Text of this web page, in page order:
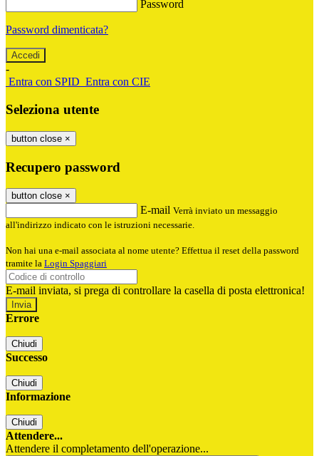
Password
Password dimenticata?
-
Entra con SPID Entra con CIE
Seleziona utente
button close ×
Recupero password
button close ×
E-mail Verrà inviato un messaggio
all'indirizzo indicato con le istruzioni necessarie.
Non hai una e-mail associata al nome utente? Effettua il reset della password
tramite la Login Spaggiari
E-mail inviata, si prega di controllare la casella di posta elettronica!
Errore
Chiudi
Successo
Chiudi
Informazione
Chiudi
Attendere...
Attendere il completamento dell'operazione...